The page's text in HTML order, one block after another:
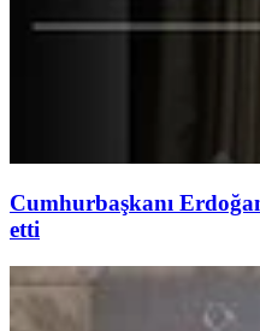
Cumhurbaşkanı
etti